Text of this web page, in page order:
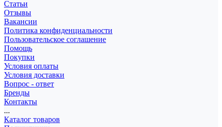
Статьи
Отзывы
Вакансии
Политика конфиденциальности
Пользовательское соглашение
Помощь
Покупки
Условия оплаты
Условия доставки
Вопрос - ответ
Бренды
Контакты
...
Каталог товаров